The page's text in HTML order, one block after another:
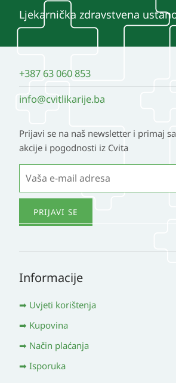
Ljekarnička zdravstvena
+387 63 060 853
info@cvitlikarije.ba
Prijavi se na naš newsletter i primaj
akcije i pogodnosti iz Cvita
Informacije
Uvjeti korištenja
Kupovina
Način plaćanja
Isporuka